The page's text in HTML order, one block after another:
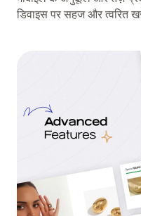
डिवाइस पर सहज और त्वरित